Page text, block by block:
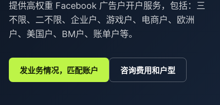
提供高权重 Facebook 广告户开户服务，包括：三
不限、二不限、企业户、游戏户、电商户、欧洲
户、美国户、BM户、账单户等。
发业务情况，匹配账户 咨询费用和户型